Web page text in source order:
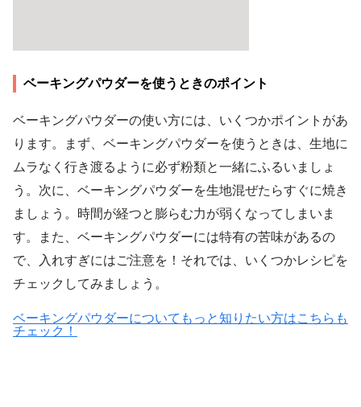
ベーキングパウダーを使うときのポイント
ベーキングパウダーの使い方には、いくつかポイントがあ
ります。まず、ベーキングパウダーを使うときは、生地に
ムラなく行き渡るように必ず粉類と一緒にふるいましょ
う。次に、ベーキングパウダーを生地混ぜたらすぐに焼き
ましょう。時間が経つと膨らむ力が弱くなってしまいま
す。また、ベーキングパウダーには特有の苦味があるの
で、入れすぎにはご注意を！それでは、いくつかレシピを
チェックしてみましょう。
ベーキングパウダーについてもっと知りたい方はこちらも
チェック！